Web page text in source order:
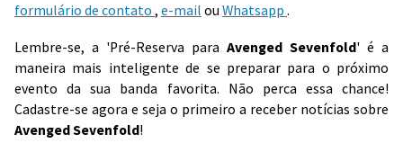
formulário de contato , e-mail ou Whatsapp .
Lembre-se, a 'Pré-Reserva para Avenged Sevenfold' é a
maneira mais inteligente de se preparar para o próximo
evento da sua banda favorita. Não perca essa chance!
Cadastre-se agora e seja o primeiro a receber notícias sobre
Avenged Sevenfold!